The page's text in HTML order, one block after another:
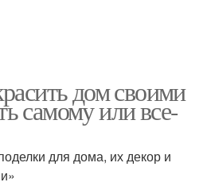
дом своими
самому или все-
для дома, их декор и